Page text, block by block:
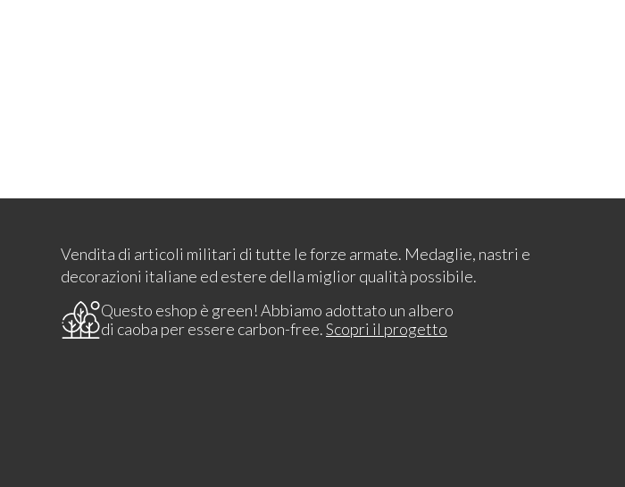
Vendita di articoli militari di tutte le forze armate. Medaglie, nastri e
decorazioni italiane ed estere della miglior qualità possibile.
Questo eshop è green! Abbiamo adottato un albero
di caoba per essere carbon-free.Scopri il progetto